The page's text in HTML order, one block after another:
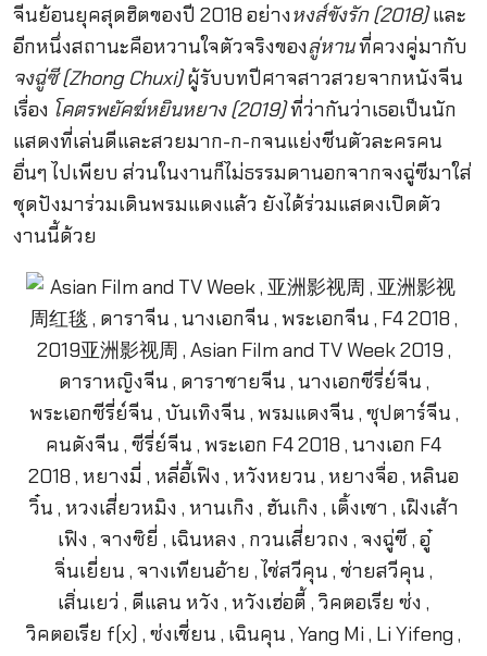
จีนย้อนยุคสุดฮิตของปี 2018 อย่างหงส์ขังรัก (2018)และ
อีกหนึ่งสถานะคือหวานใจตัวจริงของลู่หานที่ควงคู่มากับ
จงฉู่ซี (Zhong Chuxi)ผู้รับบทปีศาจสาวสวยจากหนังจีน
เรื่อง โคตรพยัคฆ์หยินหยาง (2019)ที่ว่ากันว่าเธอเป็นนัก
แสดงที่เล่นดีและสวยมาก-ก-กจนแย่งซีนตัวละครคน
อื่นๆ ไปเพียบ ส่วนในงานก็ไม่ธรรมดานอกจากจงฉู่ซีมาใส่
ชุดปังมาร่วมเดินพรมแดงแล้ว ยังได้ร่วมแสดงเปิดตัว
งานนี้ด้วย